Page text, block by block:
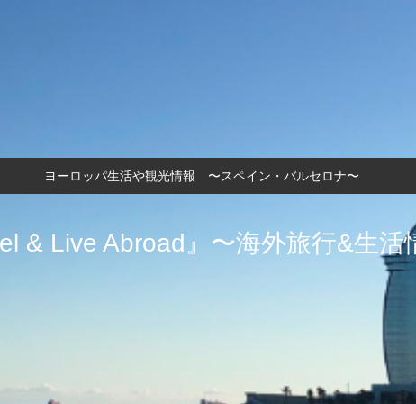
ヨーロッパ生活や観光情報 〜スペイン・バルセロナ〜
& Live Abroad』〜海外旅行&生活